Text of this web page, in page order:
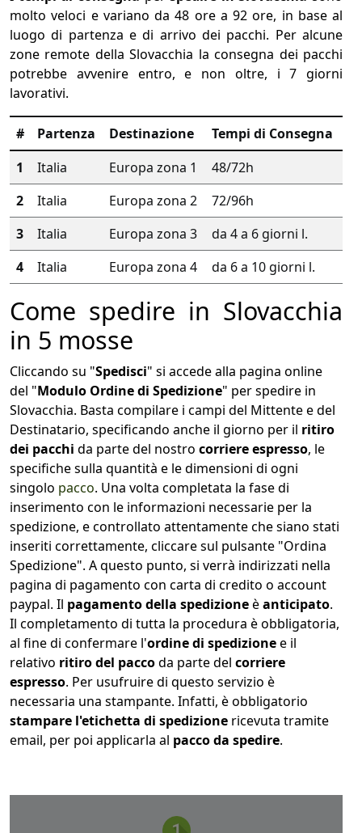
molto veloci e variano da 48 ore a 92 ore, in base al
luogo di partenza e di arrivo dei pacchi. Per alcune
zone remote della Slovacchia la consegna dei pacchi
potrebbe avvenire entro, e non oltre, i 7 giorni
lavorativi.
# Partenza Destinazione
Tempi di Consegna
1
Italia Europa zona 1
48/72h
2
Italia Europa zona 2
72/96h
3
Italia Europa zona 3
da 4 a 6 giorni l.
4
Italia Europa zona 4 da 6 a 10 giorni l.
Come spedire in Slovacchia
in 5 mosse
Cliccando su "Spedisci" si accede alla pagina online
del "Modulo Ordine di Spedizione" per spedire in
Slovacchia. Basta compilare i campi del Mittente e del
Destinatario, specificando anche il giorno per il ritiro
dei pacchi da parte del nostro corriere espresso, le
specifiche sulla quantità e le dimensioni di ogni
singolo pacco. Una volta completata la fase di
inserimento con le informazioni necessarie per la
spedizione, e controllato attentamente che siano stati
inseriti correttamente, cliccare sul pulsante "Ordina
Spedizione". A questo punto, si verrà indirizzati nella
pagina di pagamento con carta di credito o account
paypal. Il pagamento della spedizioneèanticipato.
Il completamento di tutta la procedura è obbligatoria,
al fine di confermare l'ordine di spedizionee il
relativo ritiro del paccoda parte del corriere
espresso. Per usufruire di questo servizio è
necessaria una stampante. Infatti, è obbligatorio
stampare l'etichetta di spedizione ricevuta tramite
email, per poi applicarla al pacco da spedire.